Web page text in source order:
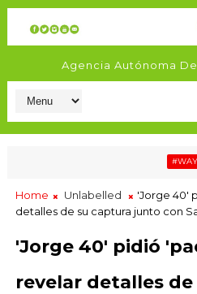
Agencia Autónoma
#WAYUU
Home Unlabelled
'Jorge 40'
detalles de su captura junto con
'Jorge 40' pidió
revelar detalles